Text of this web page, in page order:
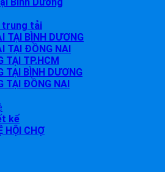
trung tải
TẠI BÌNH DƯƠNG
TẠI ĐỒNG NAI
TẠI TP.HCM
TẠI BÌNH DƯƠNG
TẠI ĐỒNG NAI
kế
HỘI CHỢ